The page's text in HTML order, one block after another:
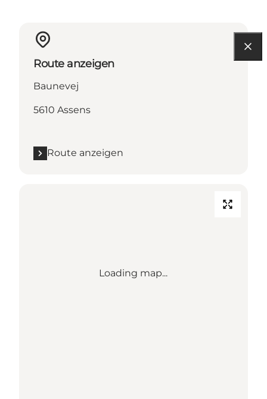
Route anzeigen
Baunevej
5610 Assens
Route anzeigen
Loading map...